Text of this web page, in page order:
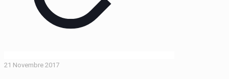
21 Novembre 2017